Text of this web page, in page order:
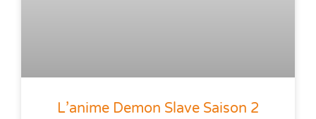
L’anime Demon Slave Saison 2